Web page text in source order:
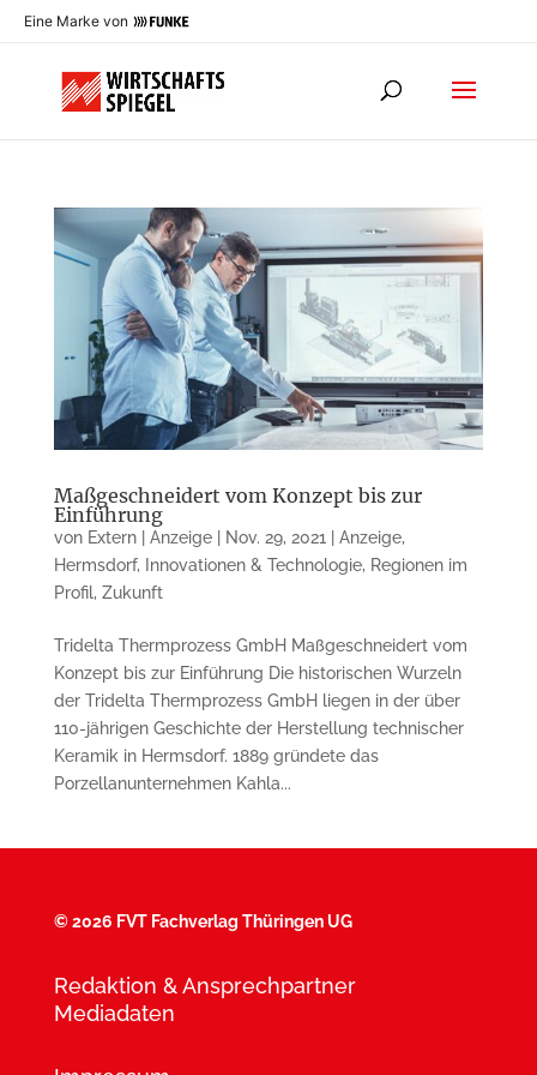
Eine Marke von
Maßgeschneidert vom Konzept bis zur
Einführung
von Extern | Anzeige| Nov. 29, 2021 | Anzeige,
Hermsdorf, Innovationen & Technologie, Regionen im
Profil, Zukunft
Tridelta Thermprozess GmbH Maßgeschneidert vom
Konzept bis zur Einführung Die historischen Wurzeln
der Tridelta Thermprozess GmbH liegen in der über
110-jährigen Geschichte der Herstellung technischer
Keramik in Hermsdorf. 1889 gründete das
Porzellanunternehmen Kahla...
©2026 FVT Fachverlag Thüringen UG
Redaktion & Ansprechpartner
Mediadaten